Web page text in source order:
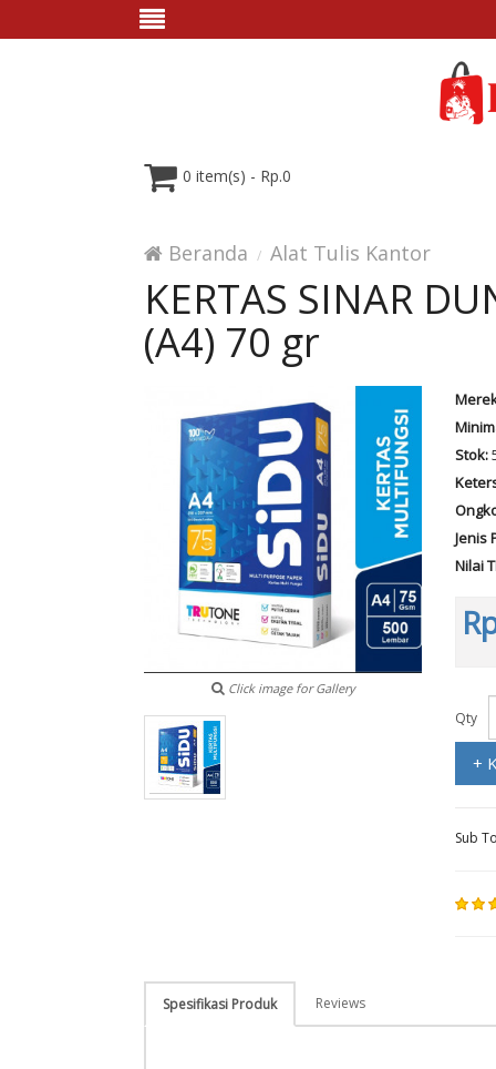
0 item(s) - Rp.0
Beranda Alat Tulis Kantor
KERTAS SINAR
(A4) 70 gr
Click image for Gallery
Stok:
Jenis
Nilai
Qty
+
Sub
Spesifikasi Produk Reviews